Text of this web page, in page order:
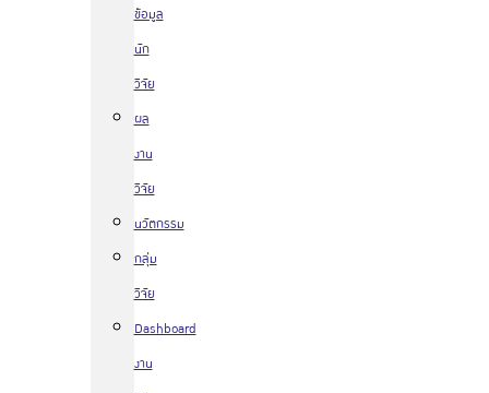
ข้อมูล
นัก
วิจัย
ผล
งาน
วิจัย
นวัตกรรม
กลุ่ม
วิจัย
Dashboard
งาน